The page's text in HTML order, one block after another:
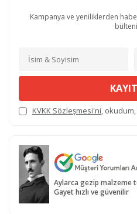
Kampanya ve yeniliklerden
KVKK Sözleşmesi'ni,
Aylarca gezip malzeme
Gayet hızlı ve güvenilir